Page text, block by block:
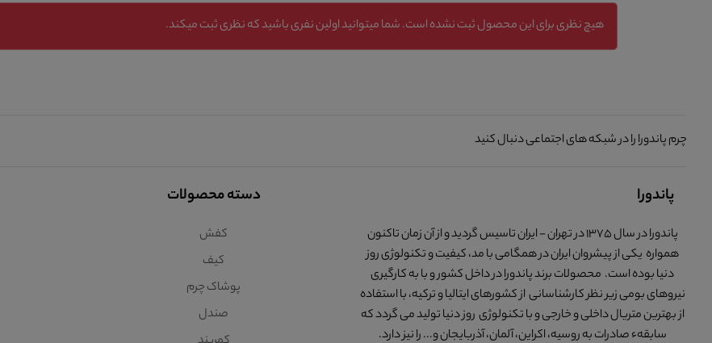
هیچ نظری برای این محصول ثبت نشده است. شما میتوانید اولین نفری باشید که نظری ثبت میکند.
چرم پاندورا را در شبکه های اجتماعی دنبال کنید
پاندورا
پاندورا در سال 1375 در تهران - ایران تاسیس گردید و از آن زمان تاکنون
همواره یکی از پیشروان ایران در همگامی با مد، کیفیت و تکنولوژی روز
دنیا بوده است. محصولات برند پاندورا در داخل کشور و با به کارگیری
نیروهای بومی زیر نظر کارشناسانی از کشورهای ایتالیا و ترکیه، با استفاده
از بهترین متریال داخلی و خارجی و با تکنولوژی روز دنیا تولید می گردد که
سابقهء صادرات به روسیه، اکراین، آلمان، آذربایجان و... را نیز دارد.
دسته محصولات
کفش
کیف
پوشاک چرم
صندل